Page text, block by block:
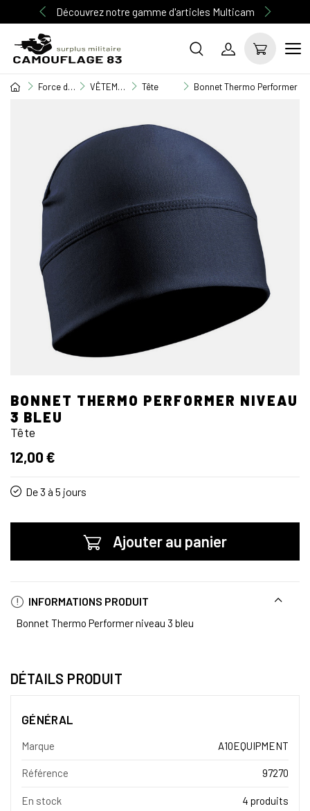
Découvrez notre gamme d'articles Multicam
Force de l'ordre VÊTEMENT GENDARMERIE / POLICE Tête Bonnet Thermo Performer
BONNET THERMO PERFORMER NIVEAU
3 BLEU
Tête
12,00 €
De 3 à 5 jours
Ajouter au panier
INFORMATIONS PRODUIT
Bonnet Thermo Performer niveau 3 bleu
DÉTAILS PRODUIT
GÉNÉRAL
Marque A10EQUIPMENT
Référence 97270
En stock 4 produits